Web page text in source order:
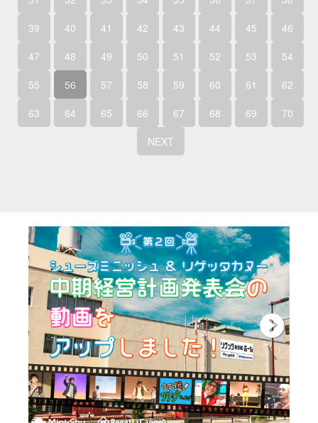
39
40 41 42 43 44 45
46
47
48 49 50 51 52 53
54
55
56 57 58 59 60 61
62
63
64 65 66 67 68 69
70
NEXT